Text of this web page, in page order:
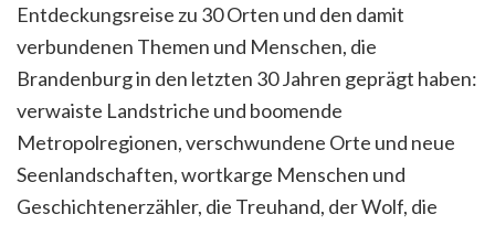
Entdeckungsreise zu 30 Orten und den damit
verbundenen Themen und Menschen, die
Brandenburg in den letzten 30 Jahren geprägt haben:
verwaiste Landstriche und boomende
Metropolregionen, verschwundene Orte und neue
Seenlandschaften, wortkarge Menschen und
Geschichtenerzähler, die Treuhand, der Wolf, die